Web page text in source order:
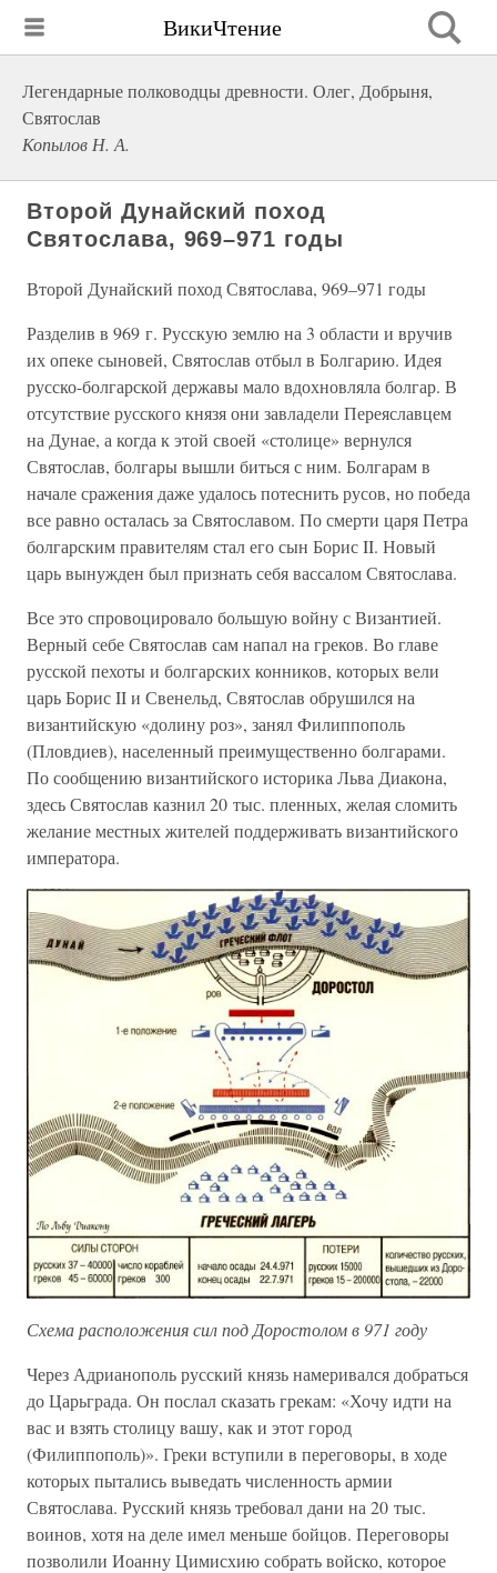
ВикиЧтение
Легендарные полководцы древности. Олег, Добрыня,
Святослав
Копылов Н. А.
Второй Дунайский поход
Святослава, 969–971 годы
Второй Дунайский поход Святослава, 969–971 годы
Разделив в 969 г. Русскую землю на 3 области и вручив
их опеке сыновей, Святослав отбыл в Болгарию. Идея
русско-болгарской державы мало вдохновляла болгар. В
отсутствие русского князя они завладели Переяславцем
на Дунае, а когда к этой своей «столице» вернулся
Святослав, болгары вышли биться с ним. Болгарам в
начале сражения даже удалось потеснить русов, но победа
все равно осталась за Святославом. По смерти царя Петра
болгарским правителям стал его сын Борис II. Новый
царь вынужден был признать себя вассалом Святослава.
Все это спровоцировало большую войну с Византией.
Верный себе Святослав сам напал на греков. Во главе
русской пехоты и болгарских конников, которых вели
царь Борис II и Свенельд, Святослав обрушился на
византийскую «долину роз», занял Филиппополь
(Пловдиев), населенный преимущественно болгарами.
По сообщению византийского историка Льва Диакона,
здесь Святослав казнил 20 тыс. пленных, желая сломить
желание местных жителей поддерживать византийского
императора.
Схема расположения сил под Доростолом в 971 году
Через Адрианополь русский князь намеривался добраться
до Царьграда. Он послал сказать грекам: «Хочу идти на
вас и взять столицу вашу, как и этот город
(Филиппополь)». Греки вступили в переговоры, в ходе
которых пытались выведать численность армии
Святослава. Русский князь требовал дани на 20 тыс.
воинов, хотя на деле имел меньше бойцов. Переговоры
позволили Иоанну Цимисхию собрать войско, которое